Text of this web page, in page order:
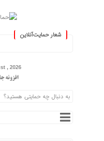
شعار حمایت‌آنلاین
, 2026
افزونه